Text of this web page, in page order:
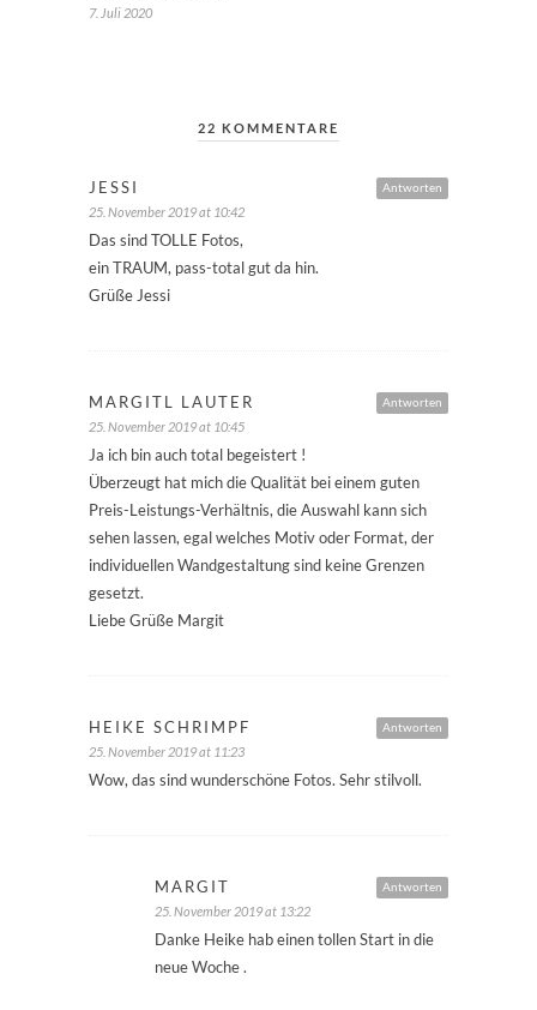
7. Juli 2020
22 KOMMENTARE
Antworten
JESSI
25. November 2019 at 10:42
Das sind TOLLE Fotos,
ein TRAUM, pass-total gut da hin.
Grüße Jessi
Antworten
MARGITL LAUTER
25. November 2019 at 10:45
Ja ich bin auch total begeistert !
Überzeugt hat mich die Qualität bei einem guten
Preis-Leistungs-Verhältnis, die Auswahl kann sich
sehen lassen, egal welches Motiv oder Format, der
individuellen Wandgestaltung sind keine Grenzen
gesetzt.
Liebe Grüße Margit
Antworten
HEIKE SCHRIMPF
25. November 2019 at 11:23
Wow, das sind wunderschöne Fotos. Sehr stilvoll.
Antworten
MARGIT
25. November 2019 at 13:22
Danke Heike hab einen tollen Start in die
neue Woche .